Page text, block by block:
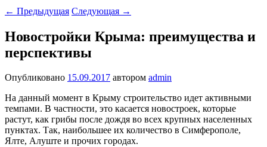
← Предыдущая Следующая →
Новостройки Крыма: преимущества и
перспективы
Опубликовано 15.09.2017 автором admin
На данный момент в Крыму строительство идет активными
темпами. В частности, это касается новостроек, которые
растут, как грибы после дождя во всех крупных населенных
пунктах. Так, наибольшее их количество в Симферополе,
Ялте, Алуште и прочих городах.